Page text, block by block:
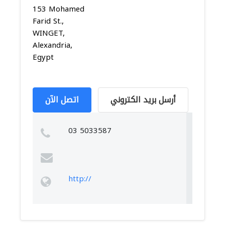
153 Mohamed
Farid St.,
WINGET,
Alexandria,
Egypt
اتصل الآن أرسل بريد الكتروني
03 5033587
http://